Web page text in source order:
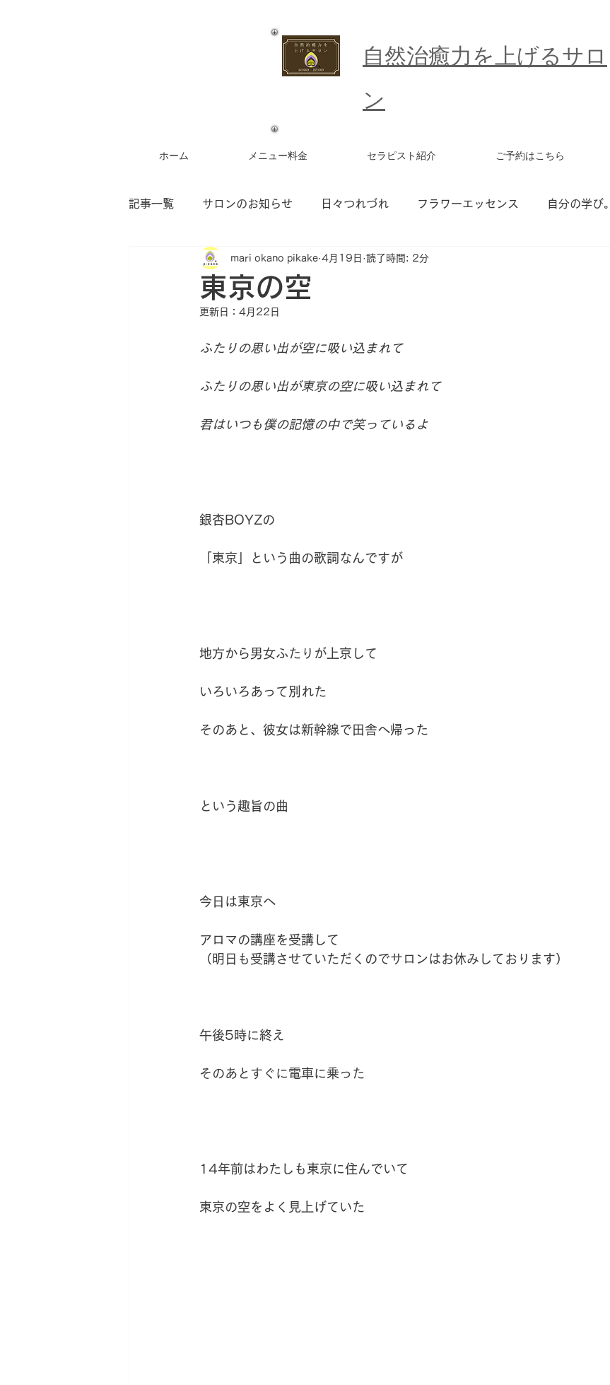
​自然治癒力を上げるサロ
ン
ホーム メニュー料金 セラピスト紹介 ご予約はこちら
記事一覧 サロンのお知らせ 日々つれづれ フラワーエッセンス 自分の学び。
お客様からのご感想 フラワーエッセンス セッション
新サロン移転への道
東京の空
mari okano pikake 4月19日 読了時間: 2分
更新日： 4月22日
ふたりの思い出が空に吸い込まれて
ふたりの思い出が東京の空に吸い込まれて
君はいつも僕の記憶の中で笑っているよ
銀杏BOYZの
「東京」という曲の歌詞なんですが
地方から男女ふたりが上京して
いろいろあって別れた
そのあと、彼女は新幹線で田舎へ帰った
という趣旨の曲
今日は東京へ
アロマの講座を受講して
（明日も受講させていただくのでサロンはお休みしております）
午後5時に終え
そのあとすぐに電車に乗った
14年前はわたしも東京に住んでいて
東京の空をよく見上げていた